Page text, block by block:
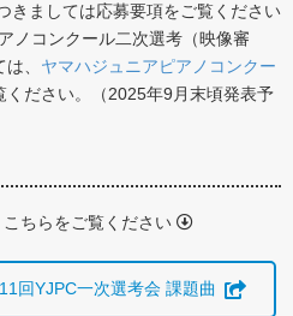
きましては応募要項をご覧ください
ノコンクール二次選考（映像審
、 ヤマハジュニアピアノコンクー
ください。（2025年9月末頃発表予
ちらをご覧ください
回YJPC一次選考会 課題曲